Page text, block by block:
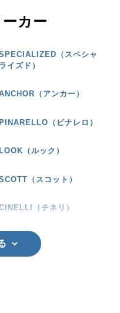
カー
（スペシャ
ライズド）
（アンカー）
（ピナレロ）
LOOK（ルック）
（スコット）
（チネリ）